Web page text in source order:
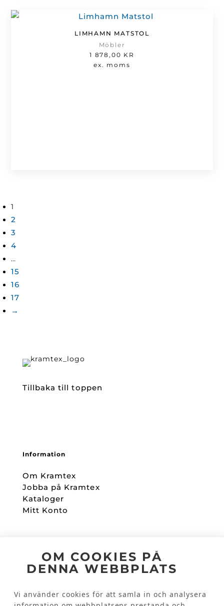
OM COOKIES PÅ
DENNA WEBBPLATS
Vi använder cookies för att samla in och analysera
LIMHAMN MATSTOL
Möbler
1 878,00 KR
ex. moms
1
2
3
4
…
15
16
17
→
Tillbaka till toppen
Information
Om Kramtex
Jobba på Kramtex
Kataloger
Mitt Konto
Facebook